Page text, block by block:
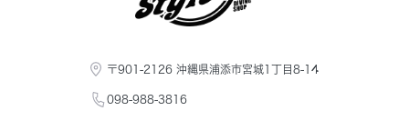
〒901-2126 沖縄県浦添市宮城1丁目8-14
098-988-3816